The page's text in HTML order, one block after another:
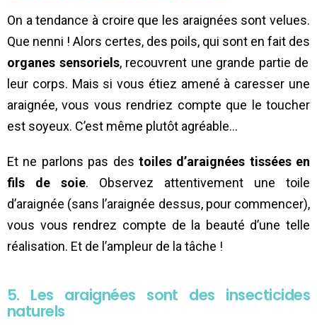
On a tendance à croire que les araignées sont velues.
Que nenni ! Alors certes, des poils, qui sont en fait des
organes sensoriels, recouvrent une grande partie de
leur corps. Mais si vous étiez amené à caresser une
araignée, vous vous rendriez compte que le toucher
est soyeux. C’est même plutôt agréable…
Et ne parlons pas des toiles d’araignées tissées en
fils de soie. Observez attentivement une toile
d’araignée (sans l’araignée dessus, pour commencer),
vous vous rendrez compte de la beauté d’une telle
réalisation. Et de l’ampleur de la tâche !
5. Les araignées sont des insecticides
naturels